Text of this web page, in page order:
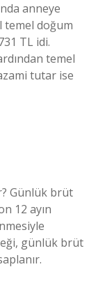
anneye
temel doğum
TL idi.
temel
tutar ise
Günlük brüt
12 ayın
günlük brüt